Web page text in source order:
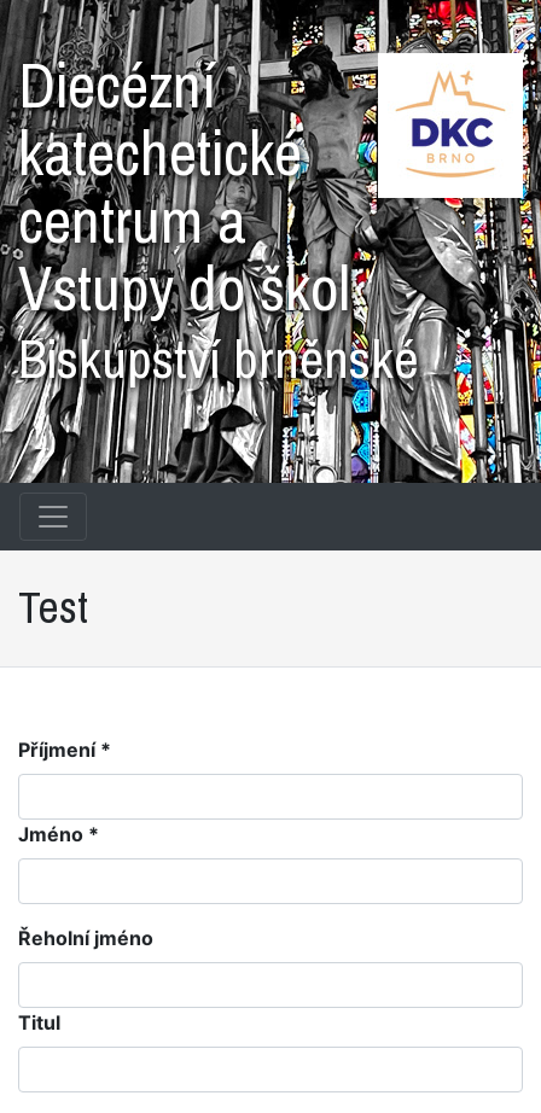
Diecézní
katechetické
centrum a
Vstupy do škol
Biskupství brněnské
Test
Příjmení *
Jméno *
Řeholní jméno
Titul